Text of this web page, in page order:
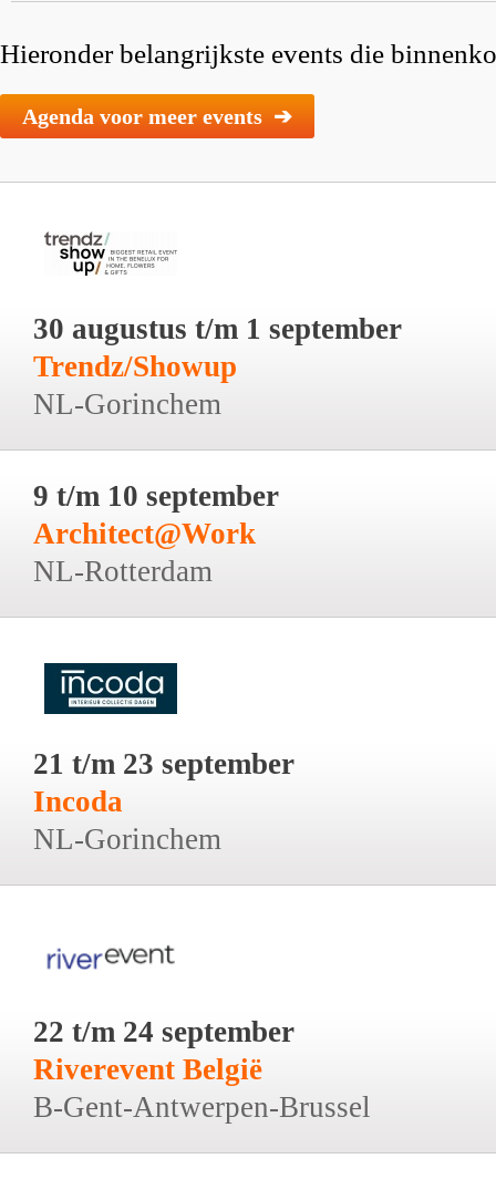
Hieronder belangrijkste events die
Agenda voor meer events ➔
30 augustus t/m 1 september
Trendz/Showup
NL-Gorinchem
9 t/m 10 september
Architect@Work
NL-Rotterdam
21 t/m 23 september
Incoda
NL-Gorinchem
22 t/m 24 september
Riverevent België
B-Gent-Antwerpen-Brussel